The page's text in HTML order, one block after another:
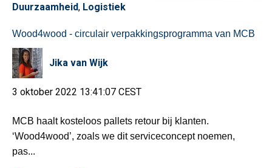
Duurzaamheid, Logistiek
Wood4wood - circulair verpakkingsprogramma van MCB
Jika van Wijk
3 oktober 2022 13:41:07 CEST
MCB haalt kosteloos pallets retour bij klanten.
‘Wood4wood’, zoals we dit serviceconcept noemen,
pas...